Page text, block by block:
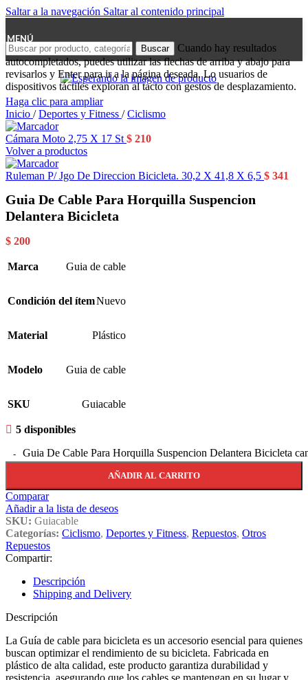
Saltar a la navegación Saltar al contenido principal
MENÚ
Buscar
Cuando hay resultados
autocompletados, puedes utilizar las flechas de arriba y abajo para
revisarlos y Enter para ir a la página deseada. Lo usuarios de
dispositivos táctiles exploran al tacto con gestos de desplazamiento.
Haga clic para ampliar
Inicio / Deportes y Fitness / Ciclismo
Cámara Moto 2,75 X 17 St $ 210
Volver a productos
Ruleman P/ Jgo De Direccion Bicicleta. 30,2 X 41,8 X 6,5 $ 341
Guia De Cable Para Horquilla Suspencion
Delantera Bicicleta
$ 200
Marca Guia de cable
Condición del ítemNuevo
Material Plástico
Modelo Guia de cable
SKU Guiacable
5 disponibles
Guia De Cable Para Horquilla Suspencion Delantera Bicicleta
AÑADIR AL CARRITO
Comparar
Añadir a la lista de deseos
SKU: Guiacable
Categorías: Ciclismo, Deportes y Fitness, Repuestos, Otros
Repuestos
Compartir:
Descripción
Shipping and Delivery
Descripción
La Guía de cable para bicicleta es un accesorio esencial para quienes
buscan optimizar el rendimiento de su bicicleta. Fabricada en
plástico de alta calidad, este producto garantiza durabilidad y